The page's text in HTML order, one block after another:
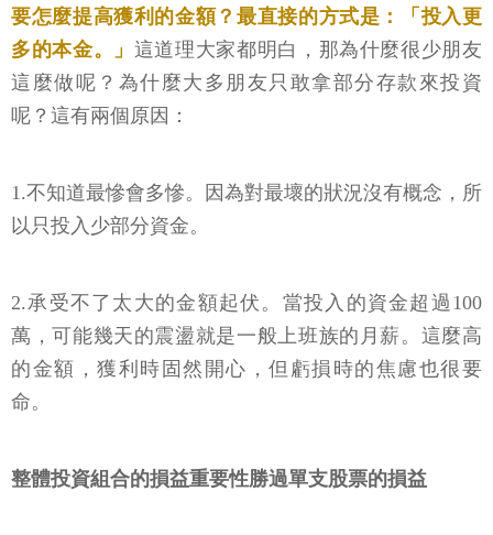
要怎麼提高獲利的金額？最直接的方式是：「投入更
多的本金。」 這道理大家都明白，那為什麼很少朋友
這麼做呢？為什麼大多朋友只敢拿部分存款來投資
呢？這有兩個原因：
1.不知道最慘會多慘。因為對最壞的狀況沒有概念，所
以只投入少部分資金。
2.承受不了太大的金額起伏。當投入的資金超過100
萬，可能幾天的震盪就是一般上班族的月薪。這麼高
的金額，獲利時固然開心，但虧損時的焦慮也很要
命。
整體投資組合的損益重要性勝過單支股票的損益